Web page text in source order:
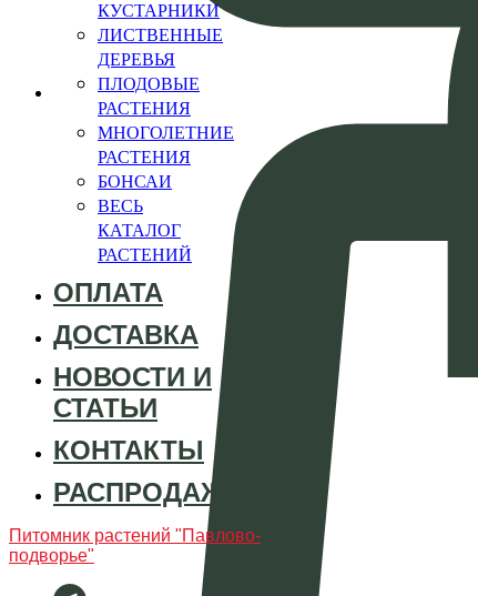
КУСТАРНИКИ
ЛИСТВЕННЫЕ
ДЕРЕВЬЯ
ПЛОДОВЫЕ
РАСТЕНИЯ
МНОГОЛЕТНИЕ
РАСТЕНИЯ
БОНСАИ
ВЕСЬ
КАТАЛОГ
РАСТЕНИЙ
ОПЛАТА
ДОСТАВКА
НОВОСТИ И
СТАТЬИ
КОНТАКТЫ
РАСПРОДАЖА
Питомник растений "Павлово-
подворье"